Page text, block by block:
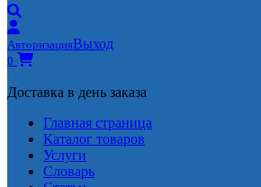
АвторизацияВыход
0
Доставка в день заказа
Главная страница
Каталог товаров
Услуги
Словарь